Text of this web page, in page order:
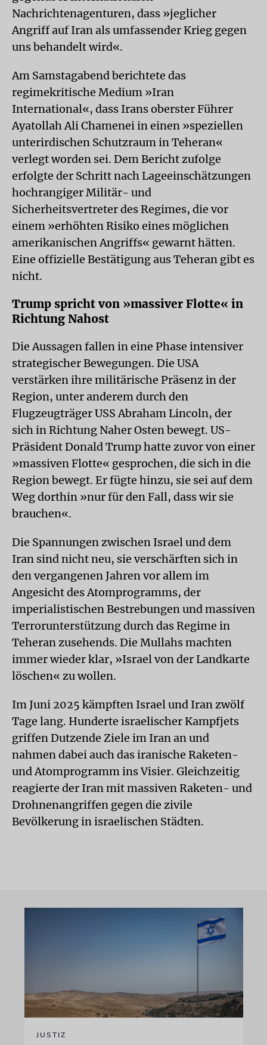
Nachrichtenagenturen, dass »jeglicher
Angriff auf Iran als umfassender Krieg gegen
uns behandelt wird«.
Am Samstagabend berichtete das
regimekritische Medium »Iran
International«, dass Irans oberster Führer
Ayatollah Ali Chamenei in einen »speziellen
unterirdischen Schutzraum in Teheran«
verlegt worden sei. Dem Bericht zufolge
erfolgte der Schritt nach Lageeinschätzungen
hochrangiger Militär- und
Sicherheitsvertreter des Regimes, die vor
einem »erhöhten Risiko eines möglichen
amerikanischen Angriffs« gewarnt hätten.
Eine offizielle Bestätigung aus Teheran gibt es
nicht.
Trump spricht von »massiver Flotte« in
Richtung Nahost
Die Aussagen fallen in eine Phase intensiver
strategischer Bewegungen. Die USA
verstärken ihre militärische Präsenz in der
Region, unter anderem durch den
Flugzeugträger USS Abraham Lincoln, der
sich in Richtung Naher Osten bewegt. US-
Präsident Donald Trump hatte zuvor von einer
»massiven Flotte« gesprochen, die sich in die
Region bewegt. Er fügte hinzu, sie sei auf dem
Weg dorthin »nur für den Fall, dass wir sie
brauchen«.
Die Spannungen zwischen Israel und dem
Iran sind nicht neu, sie verschärften sich in
den vergangenen Jahren vor allem im
Angesicht des Atomprogramms, der
imperialistischen Bestrebungen und massiven
Terrorunterstützung durch das Regime in
Teheran zusehends. Die Mullahs machten
immer wieder klar, »Israel von der Landkarte
löschen« zu wollen.
Im Juni 2025 kämpften Israel und Iran zwölf
Tage lang. Hunderte israelischer Kampfjets
griffen Dutzende Ziele im Iran an und
nahmen dabei auch das iranische Raketen-
und Atomprogramm ins Visier. Gleichzeitig
reagierte der Iran mit massiven Raketen- und
Drohnenangriffen gegen die zivile
Bevölkerung in israelischen Städten.
JUSTIZ